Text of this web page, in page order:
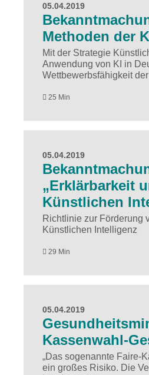
05.04.2019
Methoden der
Mit der Strategie
Anwendung von KI in
Wettbewerbsfähigkeit
25 Min
05.04.2019
„Erklärbarkeit
Künstlichen
Richtlinie zur Förderung
Künstlichen Intelligenz
29 Min
05.04.2019
Kassenwahl-
„Das sogenannte Faire-
ein großes Risiko. Die